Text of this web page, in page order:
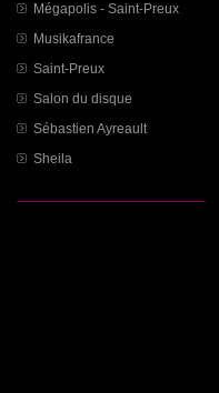
Mégapolis - Saint-Preux
Musikafrance
Saint-Preux
Salon du disque
Sébastien Ayreault
Sheila